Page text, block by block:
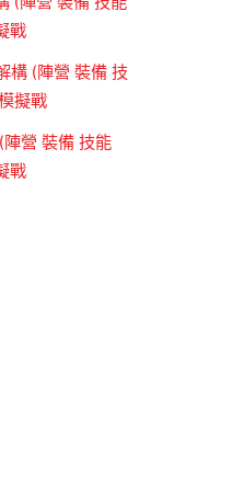
戰
構 (陣營 裝備 技
擬戰
營 裝備 技能
戰